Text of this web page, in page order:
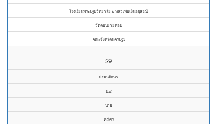
โรงเรียนพระปฐมวิทยาลัย ๒ หลวงพ่อเงินอนุสรณ์
วัดดอนยายหอม
คณะจังหวัดนครปฐม
29
มัธยมศึกษา
ม.๔
นาย
คณิศร